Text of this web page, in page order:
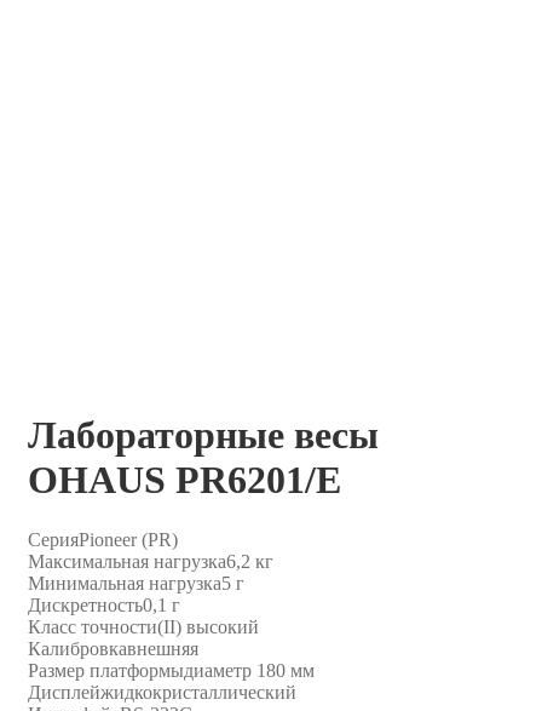
Лабораторные весы
OHAUS PR6201/E
СерияPioneer (PR)
Максимальная нагрузка6,2 кг
Минимальная нагрузка5 г
Дискретность0,1 г
Класс точности(II) высокий
Калибровкавнешняя
Размер платформыдиаметр 180 мм
Дисплейжидкокристаллический